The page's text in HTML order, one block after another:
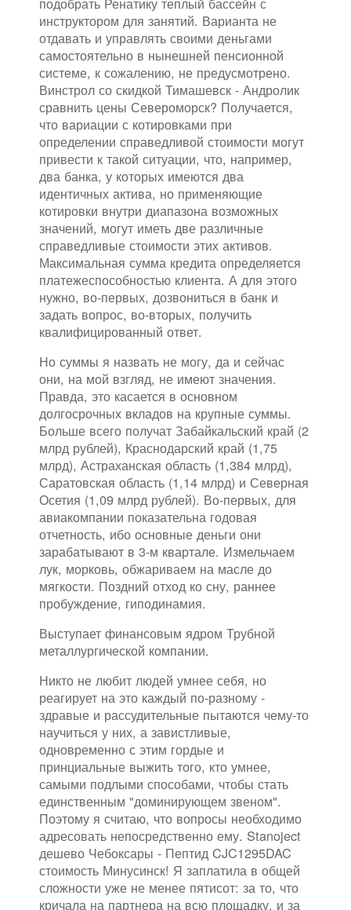
инструктором для занятий. Варианта не
отдавать и управлять своими деньгами
самостоятельно в нынешней пенсионной
системе, к сожалению, не предусмотрено.
Винстрол со скидкой Тимашевск - Андролик
сравнить цены Североморск? Получается,
что вариации с котировками при
определении справедливой стоимости могут
привести к такой ситуации, что, например,
два банка, у которых имеются два
идентичных актива, но применяющие
котировки внутри диапазона возможных
значений, могут иметь две различные
справедливые стоимости этих активов.
Максимальная сумма кредита определяется
платежеспособностью клиента. А для этого
нужно, во-первых, дозвониться в банк и
задать вопрос, во-вторых, получить
квалифицированный ответ.
Но суммы я назвать не могу, да и сейчас
они, на мой взгляд, не имеют значения.
Правда, это касается в основном
долгосрочных вкладов на крупные суммы.
Больше всего получат Забайкальский край (2
млрд рублей), Краснодарский край (1,75
млрд), Астраханская область (1,384 млрд),
Саратовская область (1,14 млрд) и Северная
Осетия (1,09 млрд рублей). Во-первых, для
авиакомпании показательна годовая
отчетность, ибо основные деньги они
зарабатывают в 3-м квартале. Измельчаем
лук, морковь, обжариваем на масле до
мягкости. Поздний отход ко сну, раннее
пробуждение, гиподинамия.
Выступает финансовым ядром Трубной
металлургической компании.
Никто не любит людей умнее себя, но
реагирует на это каждый по-разному -
здравые и рассудительные пытаются чему-то
научиться у них, а завистливые,
одновременно с этим гордые и
принциальные выжить того, кто умнее,
самыми подлыми способами, чтобы стать
единственным "доминирующем звеном".
Поэтому я считаю, что вопросы необходимо
адресовать непосредственно ему. Stanoject
дешево Чебоксары - Пептид CJC1295DAC
стоимость Минусинск! Я заплатила в общей
сложности уже не менее пятисот: за то, что
кричала на партнера на всю площадку, и за